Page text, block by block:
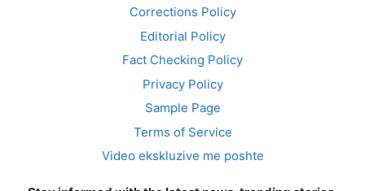
Corrections Policy
Editorial Policy
Fact Checking Policy
Privacy Policy
Sample Page
Terms of Service
Video ekskluzive me poshte